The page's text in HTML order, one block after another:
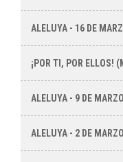
ALELUYA - 16 DE
¡POR TI, POR ELLOS!
ALELUYA - 9 DE
ALELUYA - 2 DE